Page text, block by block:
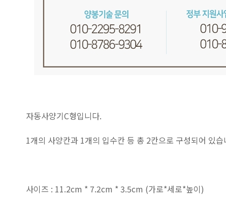
자동사양기C형입니다.
1개의 사양칸과 1개의 입수칸 등 총 2칸으로 구성되어 있습
사이즈 : 11.2cm * 7.2cm * 3.5cm (가로*세로*높이)